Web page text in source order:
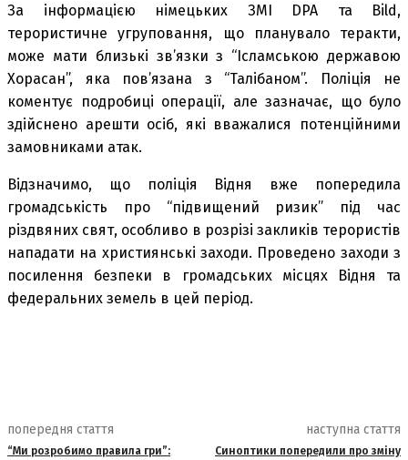
За інформацією німецьких ЗМІ DPA та Bild,
терористичне угруповання, що планувало теракти,
може мати близькі зв’язки з “Ісламською державою
Хорасан”, яка пов’язана з “Талібаном”. Поліція не
коментує подробиці операції, але зазначає, що було
здійснено арешти осіб, які вважалися потенційними
замовниками атак.
Відзначимо, що поліція Відня вже попередила
громадськість про “підвищений ризик” під час
різдвяних свят, особливо в розрізі закликів терористів
нападати на християнські заходи. Проведено заходи з
посилення безпеки в громадських місцях Відня та
федеральних земель в цей період.
попередня стаття
“Ми розробимо правила гри”:
наступна стаття
Синоптики попередили про зміну